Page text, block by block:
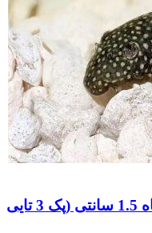
کت پوزه بوته ای مشکی باله کوتاه 1.5 سانتی (پک 3 تایی